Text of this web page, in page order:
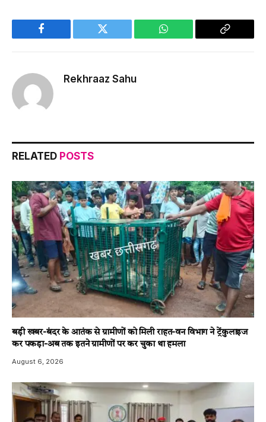
Facebook Twitter WhatsApp
Copy
Rekhraaz Sahu
RELATED POSTS
बड़ी खबर-बंदर के आतंक से ग्रामीणों को मिली राहत-वन विभाग ने ट्रेंकुलाइज
कर पकड़ा-अब तक इतने ग्रामीणों पर कर चुका था हमला
August 6, 2026